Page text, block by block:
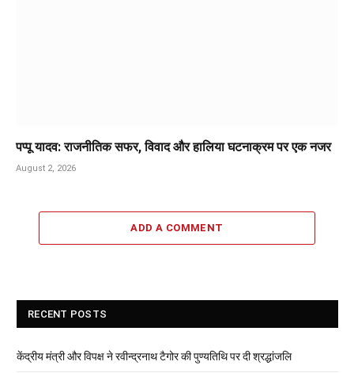
पप्पू यादव: राजनीतिक सफर, विवाद और हालिया घटनाक्रम पर एक नजर
August 2, 2026
ADD A COMMENT
RECENT POSTS
केंद्रीय मंत्री और विपक्ष ने रवीन्द्रनाथ टैगोर की पुण्यतिथि पर दी श्रद्धांजलि